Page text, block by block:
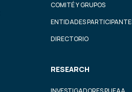
COMITÉ Y GRUPOS
ENTIDADES
DIRECTORIO
RESEARCH